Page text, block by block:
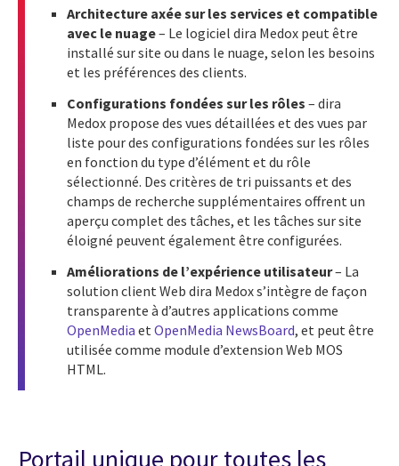
Architecture axée sur les services et compatible
avec le nuage– Le logiciel dira Medox peut être
installé sur site ou dans le nuage, selon les besoins
et les préférences des clients.
Configurations fondées sur les rôles – dira
Medox propose des vues détaillées et des vues par
liste pour des configurations fondées sur les rôles
en fonction du type d’élément et du rôle
sélectionné. Des critères de tri puissants et des
champs de recherche supplémentaires offrent un
aperçu complet des tâches, et les tâches sur site
éloigné peuvent également être configurées.
Améliorations de l’expérience utilisateur– La
solution client Web dira Medox s’intègre de façon
transparente à d’autres applications comme
OpenMedia etOpenMedia NewsBoard, et peut être
utilisée comme module d’extension Web MOS
HTML.
Portail unique pour toutes les